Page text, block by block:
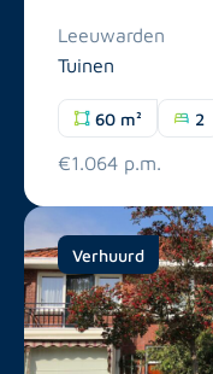
Leeuwarden
Tuinen
60 m² 2
€1.064 p.m.
Verhuurd